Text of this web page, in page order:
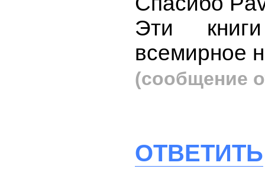
Эти
всемирное
(сообщение
ОТВЕТИТЬ